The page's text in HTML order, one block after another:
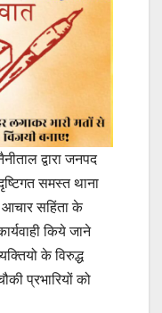
द्वारा जनपद
समस्त थाना
आचार सहिंता के
किये जाने
के विरुद्ध
प्रभारियों को